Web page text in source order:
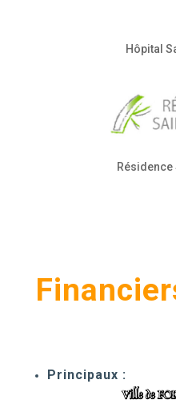
Hôpital
Résidence
Principaux :